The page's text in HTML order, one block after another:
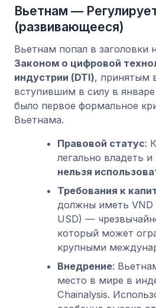
Вьетнам —
(развивающееся)
Вьетнам попал в заголовки
Законом о цифровой
индустрии (DTI), принятым
вступившим в силу в
было первое формальное
Вьетнама.
Правовой статус:
легально владеть
нельзя
Требования к
должны иметь VND
USD) —
который может
крупными
Внедрение:
место в мире в
Chainalysis.